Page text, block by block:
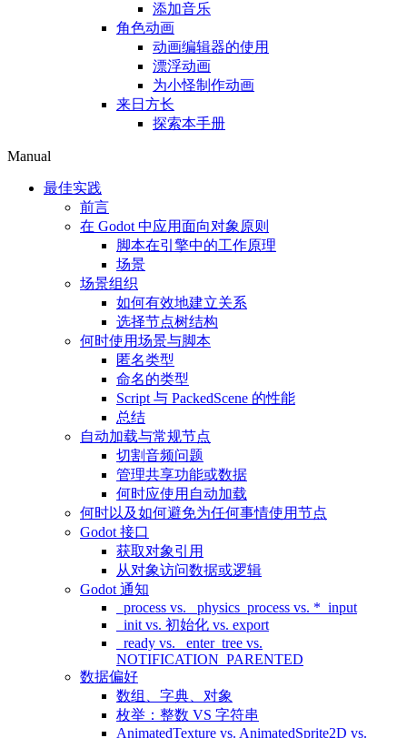
添加音乐
角色动画
动画编辑器的使用
漂浮动画
为小怪制作动画
来日方长
探索本手册
Manual
最佳实践
前言
在 Godot 中应用面向对象原则
脚本在引擎中的工作原理
场景
场景组织
如何有效地建立关系
选择节点树结构
何时使用场景与脚本
匿名类型
命名的类型
Script 与 PackedScene 的性能
总结
自动加载与常规节点
切割音频问题
管理共享功能或数据
何时应使用自动加载
何时以及如何避免为任何事情使用节点
Godot 接口
获取对象引用
从对象访问数据或逻辑
Godot 通知
_process vs. _physics_process vs. *_input
_init vs. 初始化 vs. export
_ready vs. _enter_tree vs.
NOTIFICATION_PARENTED
数据偏好
数组、字典、对象
枚举：整数 VS 字符串
AnimatedTexture vs. AnimatedSprite2D vs.